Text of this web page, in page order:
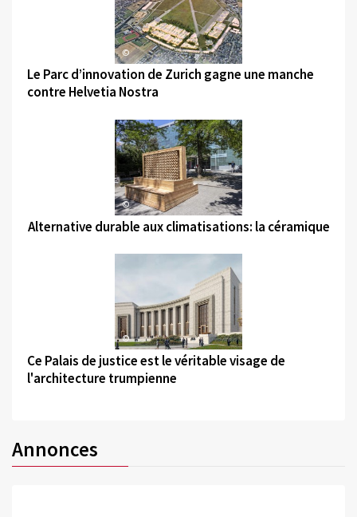
©
Le Parc d’innovation de Zurich gagne une manche
contre Helvetia Nostra
©
Alternative durable aux climatisations: la céramique
©
Ce Palais de justice est le véritable visage de
l'architecture trumpienne
Annonces